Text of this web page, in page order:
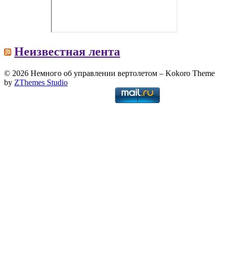
Неизвестная лента
© 2026 Немного об управлении вертолетом – Kokoro Theme
by ZThemes Studio